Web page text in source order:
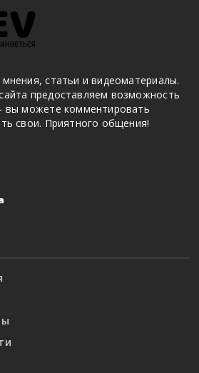
статьи и видеоматериалы.
предоставляем возможность
вы можете комментировать
свои. Приятного общения!